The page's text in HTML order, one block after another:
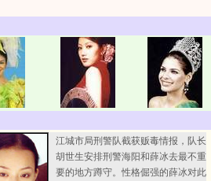
江城市局刑警队截获贩毒情报，队长
胡世生安排刑警海阳和薛冰去最不重
要的地方蹲守。性格倔强的薛冰对此